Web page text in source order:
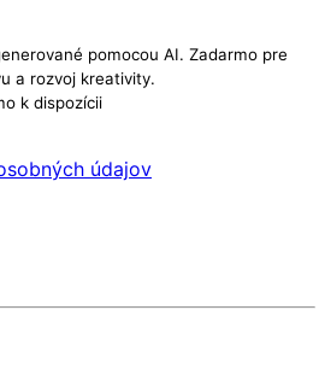
pomocou AI. Zadarmo pre
a rozvoj kreativity.
k dispozícii
údajov